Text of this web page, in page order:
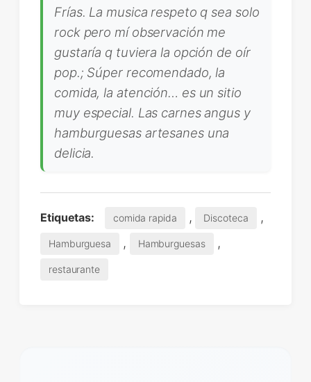
Frías. La musica respeto q sea solo
rock pero mí observación me
gustaría q tuviera la opción de oír
pop.; Súper recomendado, la
comida, la atención… es un sitio
muy especial. Las carnes angus y
hamburguesas artesanes una
delicia.
Etiquetas: comida rapida , Discoteca ,
Hamburguesa , Hamburguesas ,
restaurante